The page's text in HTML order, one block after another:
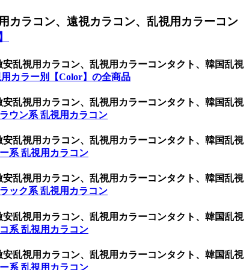
カラコン、遠視カラコン、乱視用カラーコン
乱視用カラコン、乱視用カラーコンタクト、韓国乱視
カラー別【Color】の全商品
乱視用カラコン、乱視用カラーコンタクト、韓国乱視
ウン系 乱視用カラコン
乱視用カラコン、乱視用カラーコンタクト、韓国乱視
系 乱視用カラコン
乱視用カラコン、乱視用カラーコンタクト、韓国乱視
ック系 乱視用カラコン
乱視用カラコン、乱視用カラーコンタクト、韓国乱視
系 乱視用カラコン
乱視用カラコン、乱視用カラーコンタクト、韓国乱視
系 乱視用カラコン